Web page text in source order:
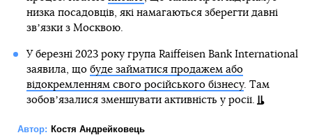
низка посадовців, які намагаються зберегти давні
звʼязки з Москвою.
У березні 2023 року група Raiffeisen Bank International
заявила, що буде займатися продажем або
відокремленням свого російського бізнесу. Там
зобовʼязалися зменшувати активність у росії.
Автор: Костя Андрейковець